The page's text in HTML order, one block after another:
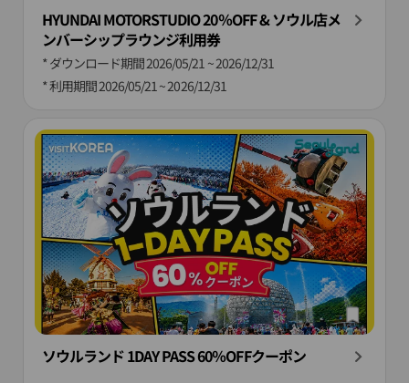
HYUNDAI MOTORSTUDIO 20％OFF & ソウル店メ
ンバーシップラウンジ利用券
* ダウンロード期間2026/05/21 ~ 2026/12/31
* 利用期間2026/05/21 ~ 2026/12/31
ソウルランド 1DAY PASS 60％OFFクーポン